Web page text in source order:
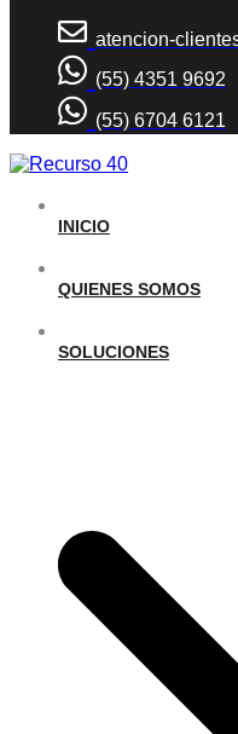
atencion-
(55) 4351 9692
(55) 6704 6121
INICIO
QUIENES SOMOS
SOLUCIONES